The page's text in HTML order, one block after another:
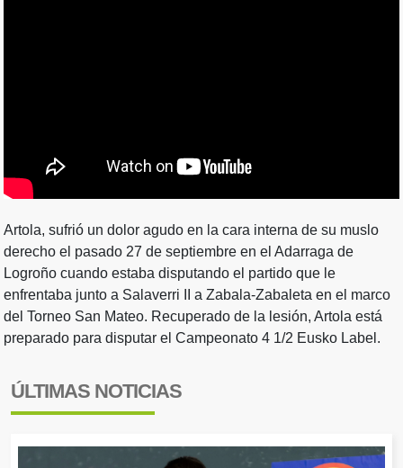
Artola, sufrió un dolor agudo en la cara interna de su muslo
derecho el pasado 27 de septiembre en el Adarraga de
Logroño cuando estaba disputando el partido que le
enfrentaba junto a Salaverri II a Zabala-Zabaleta en el marco
del Torneo San Mateo. Recuperado de la lesión, Artola está
preparado para disputar el Campeonato 4 1/2 Eusko Label.
ÚLTIMAS NOTICIAS